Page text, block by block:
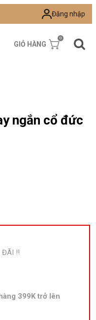
Đăng nhập
0
GIỎ HÀNG
ngắn cổ đức
ĐÃI !!
399K trở lên